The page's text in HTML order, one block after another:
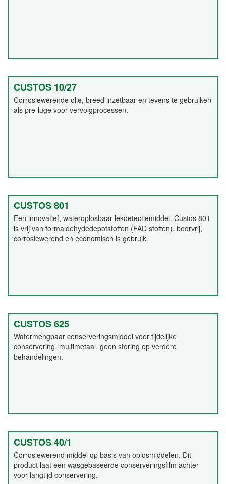
CUSTOS 10/27
Corrosiewerende olie, breed inzetbaar en tevens te gebruiken
als pre-luge voor vervolgprocessen.
CUSTOS 801
Een innovatief, wateroplosbaar lekdetectiemiddel. Custos 801
is vrij van formaldehydedepotstoffen (FAD stoffen), boorvrij,
corrosiewerend en economisch is gebruik.
CUSTOS 625
Watermengbaar conserveringsmiddel voor tijdelijke
conservering, multimetaal, geen storing op verdere
behandelingen.
CUSTOS 40/1
Corrosiewerend middel op basis van oplosmiddelen. Dit
product laat een wasgebaseerde conserveringsfilm achter
voor langtijd conservering.